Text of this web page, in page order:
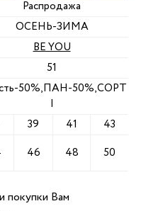
покупки Вам
Распродажа
ОСЕНЬ-ЗИМА
BE YOU
51
50%,ПАН-50%,СОРТ
39 41
43
46 48 50